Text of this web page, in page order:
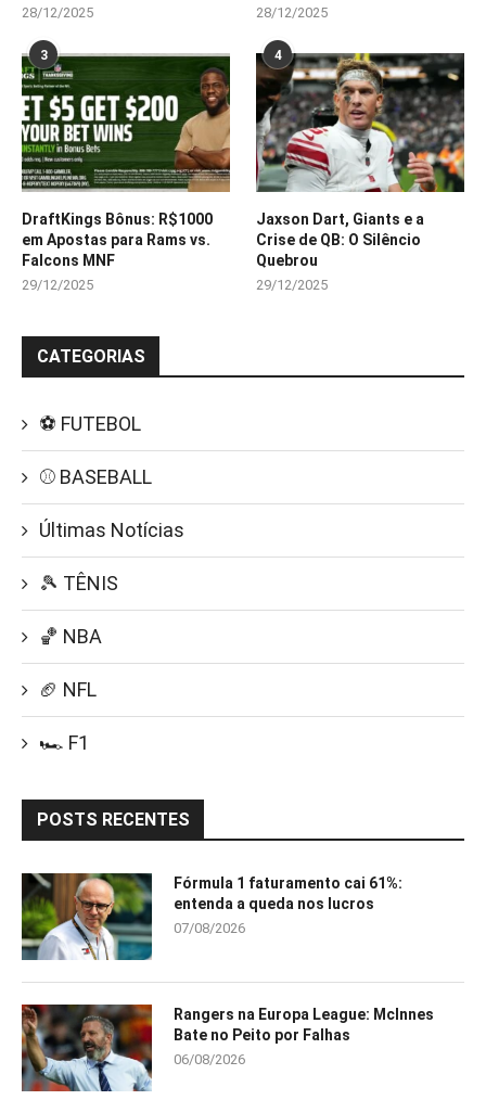
28/12/2025 28/12/2025
3
DraftKings Bônus: R$1000
em Apostas para Rams vs.
Falcons MNF
29/12/2025
4
Jaxson Dart, Giants e a
Crise de QB: O Silêncio
Quebrou
29/12/2025
CATEGORIAS
⚽ FUTEBOL
⚾ BASEBALL
Últimas Notícias
🎾 TÊNIS
🏀 NBA
🏈 NFL
🏎️ F1
POSTS RECENTES
Fórmula 1 faturamento cai 61%:
entenda a queda nos lucros
07/08/2026
Rangers na Europa League: McInnes
Bate no Peito por Falhas
06/08/2026